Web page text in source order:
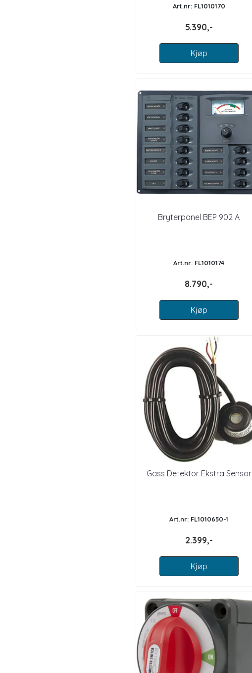
Art.nr: FL1010170
5.390,-
Kjøp
Bryterpanel BEP 902 A
Art.nr: FL1010174
8.790,-
Kjøp
Gass Detektor Ekstra Sensor
Art.nr: FL1010650-1
2.399,-
Kjøp